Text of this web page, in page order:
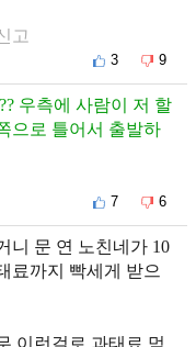
고
3 9
우측에 사람이 저 할
으로 틀어서 출발하
7 6
니 문 연 노친네가 10
료까지 빡세게 받으
이런걸로 과태료 먹